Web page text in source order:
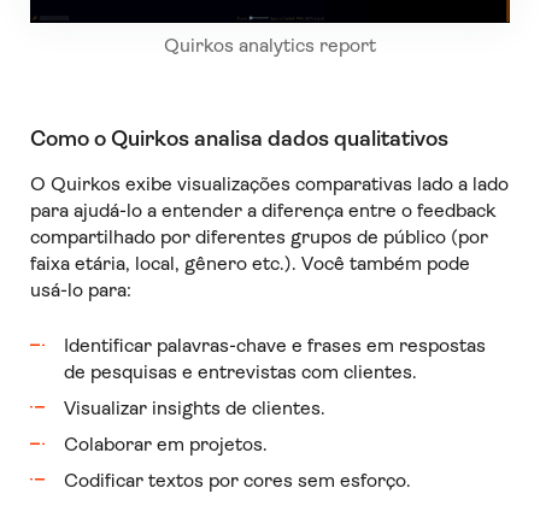
Quirkos analytics report
Como o Quirkos analisa dados qualitativos
O Quirkos exibe visualizações comparativas lado a lado
para ajudá-lo a entender a diferença entre o feedback
compartilhado por diferentes grupos de público (por
faixa etária, local, gênero etc.). Você também pode
usá-lo para:
Identificar palavras-chave e frases em respostas
de pesquisas e entrevistas com clientes.
Visualizar insights de clientes.
Colaborar em projetos.
Codificar textos por cores sem esforço.